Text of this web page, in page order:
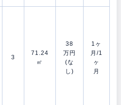
3
71.24
㎡
38
万円
(な
し)
1ヶ
月/1
ヶ
月